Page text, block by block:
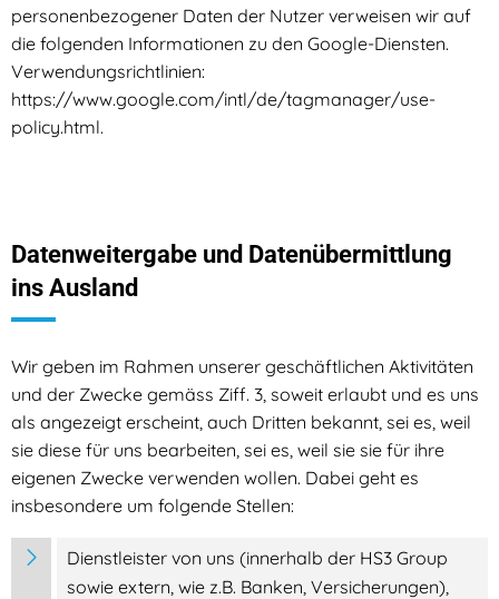
personenbezogener Daten der Nutzer verweisen wir auf
die folgenden Informationen zu den Google-Diensten.
Verwendungsrichtlinien:
https://www.google.com/intl/de/tagmanager/use-
policy.html.
Datenweitergabe und Datenübermittlung
ins Ausland
Wir geben im Rahmen unserer geschäftlichen Aktivitäten
und der Zwecke gemäss Ziff. 3, soweit erlaubt und es uns
als angezeigt erscheint, auch Dritten bekannt, sei es, weil
sie diese für uns bearbeiten, sei es, weil sie sie für ihre
eigenen Zwecke verwenden wollen. Dabei geht es
insbesondere um folgende Stellen:
Dienstleister von uns (innerhalb der HS3 Group
sowie extern, wie z.B. Banken, Versicherungen),